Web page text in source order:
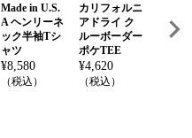
Made in U.S.
A ヘンリーネ
ック半袖Tシ
ャツ
¥8,580
（税込）
カリフォルニ
アドライ ク
ルーボーダー
ポケTEE
¥4,620
（税込）
ーク
ク半